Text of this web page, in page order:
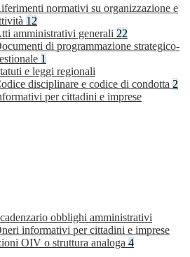
normativi su organizzazione e
12
amministrativi generali 22
di programmazione strategico-
1
e leggi regionali
disciplinare e codice di condotta 2
per cittadini e imprese
obblighi amministrativi
informativi per cittadini e imprese
OIV o struttura analoga 4